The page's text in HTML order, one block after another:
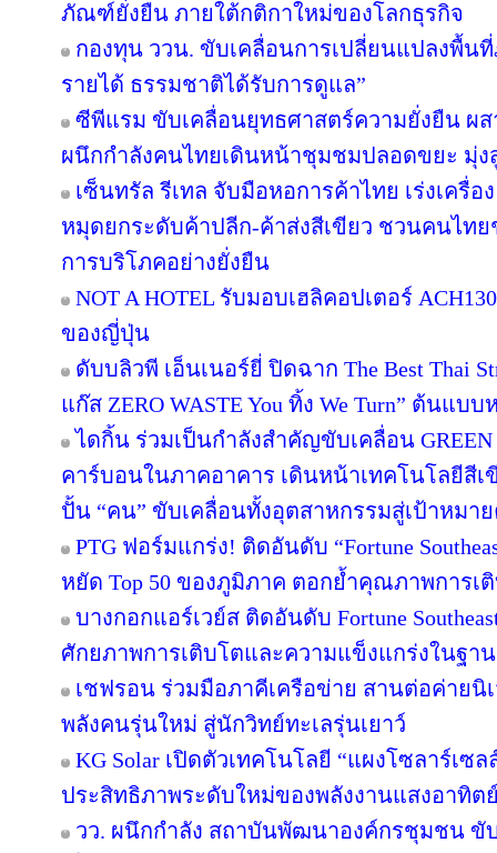
ภัณฑ์ยั่งยืน ภายใต้กติกาใหม่ของโลกธุรกิจ
กองทุน ววน. ขับเคลื่อนการเปลี่ยนแปลงพื้น
รายได้ ธรรมชาติได้รับการดูแล”
ซีพีแรม ขับเคลื่อนยุทธศาสตร์ความยั่งยืน ผสา
ผนึกกำลังคนไทยเดินหน้าชุมชมปลอดขยะ มุ่งสู่
เซ็นทรัล รีเทล จับมือหอการค้าไทย เร่งเครื่อ
หมุดยกระดับค้าปลีก-ค้าส่งสีเขียว ชวนคนไท
การบริโภคอย่างยั่งยืน
NOT A HOTEL รับมอบเฮลิคอปเตอร์
ของญี่ปุ่น
ดับบลิวพี เอ็นเนอร์ยี่ ปิดฉาก The Best Thai
แก๊ส ZERO WASTE You ทิ้ง We Turn” ต้นแ
ไดกิ้น ร่วมเป็นกำลังสำคัญขับเคลื่อน
คาร์บอนในภาคอาคาร เดินหน้าเทคโนโลยีสีเ
ปั้น “คน” ขับเคลื่อนทั้งอุตสาหกรรมสู่เป้าหมา
PTG ฟอร์มแกร่ง! ติดอันดับ “Fortune
หยัด Top 50 ของภูมิภาค ตอกย้ำคุณภาพการเ
บางกอกแอร์เวย์ส ติดอันดับ Fortune
ศักยภาพการเติบโตและความแข็งแกร่งในฐ
เชฟรอน ร่วมมือภาคีเครือข่าย สานต่อค่ายนิ
พลังคนรุ่นใหม่ สู่นักวิทย์ทะเลรุ่นเยาว์
KG Solar เปิดตัวเทคโนโลยี “แผงโซลาร์เซ
ประสิทธิภาพระดับใหม่ของพลังงานแสงอาทิต
วว. ผนึกกำลัง สถาบันพัฒนาองค์กรชุมชน ขั